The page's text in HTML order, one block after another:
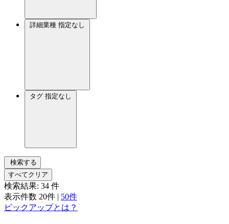
詳細業種 指定なし
タグ 指定なし
検索する
すべてクリア
検索結果: 34 件
表示件数 20件 | 50件
ピックアップとは？